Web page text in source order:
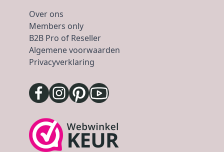
Over ons
Members only
B2B Pro of Reseller
Algemene voorwaarden
Privacyverklaring